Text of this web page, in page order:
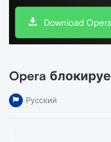
Download Opera
Opera
Русский